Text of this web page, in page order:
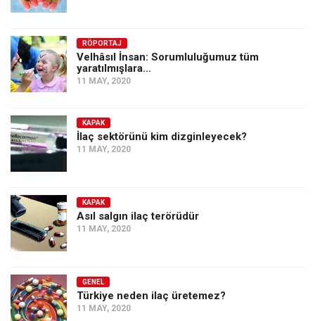
RÖPORTAJ
Velhâsıl İnsan: Sorumluluğumuz tüm
yaratılmışlara…
11 MAY, 2020
KAPAK
İlaç sektörünü kim dizginleyecek?
11 MAY, 2020
KAPAK
Asıl salgın ilaç terörüdür
11 MAY, 2020
GENEL
Türkiye neden ilaç üretemez?
11 MAY, 2020